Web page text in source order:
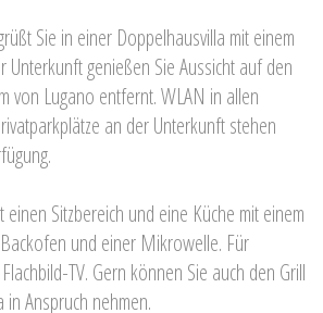
Sie in einer Doppelhausvilla mit einem
Unterkunft genießen Sie Aussicht auf den
von Lugano entfernt. WLAN in allen
an der Unterkunft stehen
Sitzbereich und eine Küche mit einem
und einer Mikrowelle. Für
TV. Gern können Sie auch den Grill
in Anspruch nehmen.